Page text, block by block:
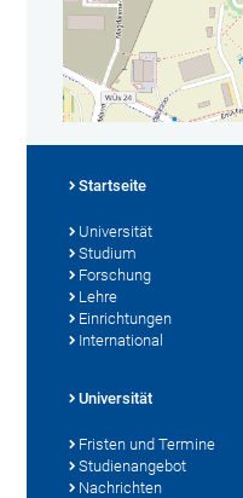
Startseite
Universität
Studium
Forschung
Lehre
Einrichtungen
International
Universität
Fristen und Termine
Studienangebot
Nachrichten